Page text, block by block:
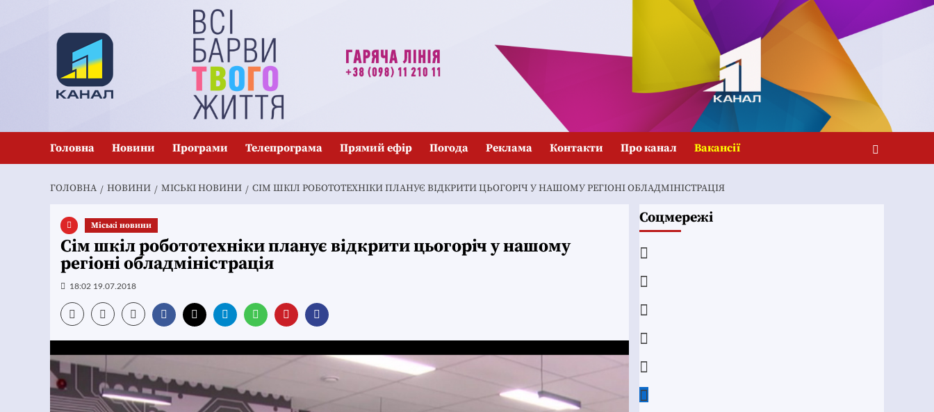
Головна Новини Програми Телепрограма Прямий ефір Погода Реклама Контакти Про канал Вакансії
ГОЛОВНА НОВИНИ MІСЬКІ НОВИНИ СІМ ШКІЛ РОБОТОТЕХНІКИ ПЛАНУЄ ВІДКРИТИ ЦЬОГОРІЧ У НАШОМУ РЕГІОНІ ОБЛАДМІНІСТРАЦІЯ
Mіські новини
Сім шкіл робототехніки планує відкрити цьогоріч у нашому
регіоні обладміністрація
18:02 19.07.2018
Соцмережі